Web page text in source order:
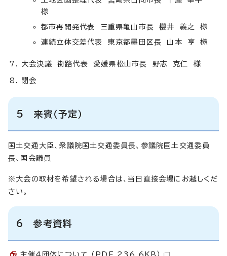
様
都市再開発代表 三重県亀山市長 櫻井 義之 様
連続立体交差代表 東京都墨田区長 山本 亨 様
大会決議 街路代表 愛媛県松山市長 野志 克仁 様
閉会
5 来賓（予定）
国土交通大臣、衆議院国土交通委員長、参議院国土交通委員
長、国会議員
※大会の取材を希望される場合は、当日直接会場にお越しくだ
さい。
6 参考資料
主催4団体について （PDF 236.6KB）